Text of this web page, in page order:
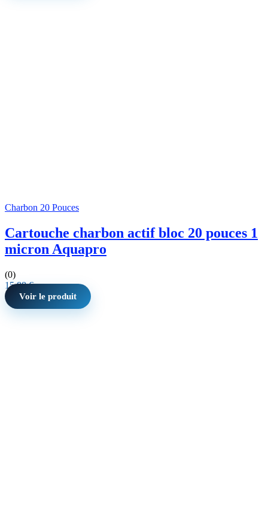
Charbon 20 Pouces
Cartouche charbon actif bloc 20 pouces 1
micron Aquapro
(0)
15,88€
Voir le produit